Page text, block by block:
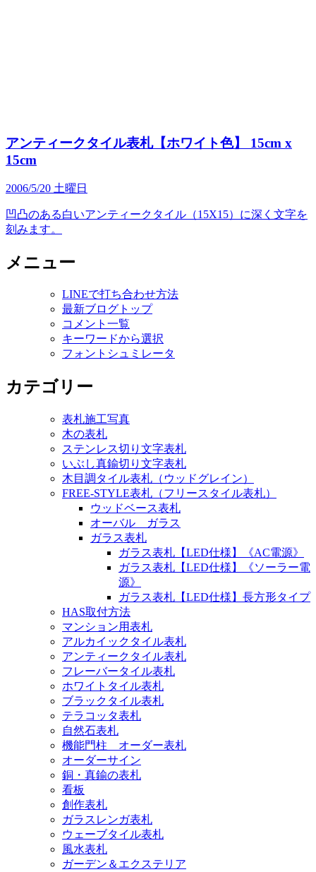
アンティークタイル表札【ホワイト色】 15cm x
15cm
2006/5/20 土曜日
凹凸のある白いアンティークタイル（15X15）に深く文字を
刻みます。
メニュー
LINEで打ち合わせ方法
最新ブログトップ
コメント一覧
キーワードから選択
フォントシュミレータ
カテゴリー
表札施工写真
木の表札
ステンレス切り文字表札
いぶし真鍮切り文字表札
木目調タイル表札（ウッドグレイン）
FREE-STYLE表札（フリースタイル表札）
ウッドベース表札
オーバル ガラス
ガラス表札
ガラス表札【LED仕様】《AC電源》
ガラス表札【LED仕様】《ソーラー電
源》
ガラス表札【LED仕様】長方形タイプ
HAS取付方法
マンション用表札
アルカイックタイル表札
アンティークタイル表札
フレーバータイル表札
ホワイトタイル表札
ブラックタイル表札
テラコッタ表札
自然石表札
機能門柱 オーダー表札
オーダーサイン
銅・真鍮の表札
看板
創作表札
ガラスレンガ表札
ウェーブタイル表札
風水表札
ガーデン＆エクステリア